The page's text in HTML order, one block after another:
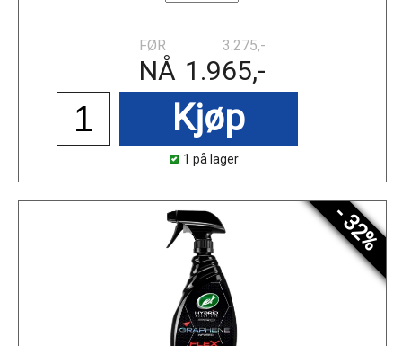
FØR 3.275,-
NÅ 1.965,-
Kjøp
1 på lager
- 32%